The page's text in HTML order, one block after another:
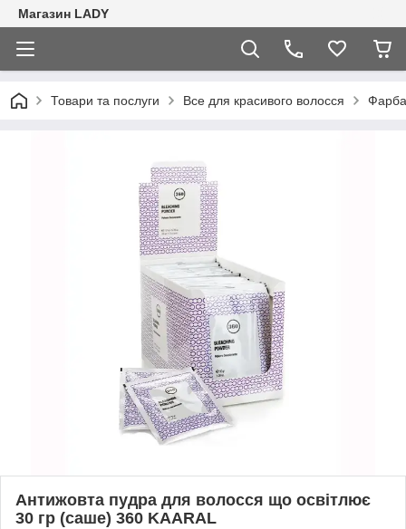
Магазин LADY
Товари та послуги Все для красивого волосся
Антижовта пудра для волосся що освітлює
30 гр (саше) 360 KAARAL